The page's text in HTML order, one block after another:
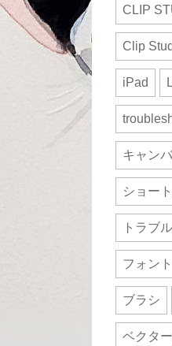
CLIP
Clip
iPad
キャン
ショー
トラブ
フォン
ブラシ
ベクタ